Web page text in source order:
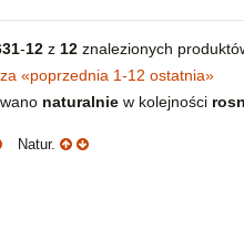
-12z 12znalezionych
«poprzednia 1-12 ostatnia»
naturalniew kolejności
Natur.